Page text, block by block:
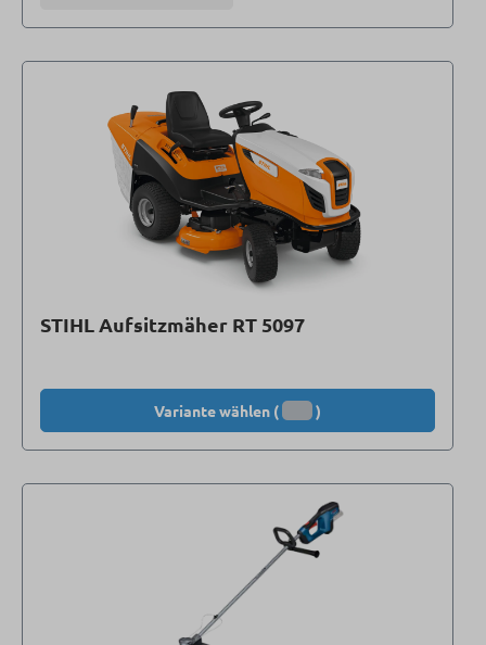
STIHL Aufsitzmäher RT 5097
Variante wählen ( )